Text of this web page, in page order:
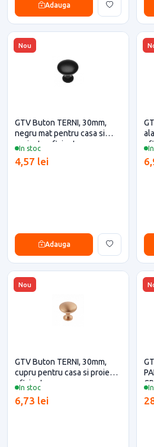
Adauga
Nou
In stoc
GTV Buton TERNI, 30mm,
negru mat pentru casa si
proiecte eficiente
4,57 lei
Adauga
Nou
In stoc
GTV Buton TERNI, 30mm,
cupru pentru casa si proiecte
eficiente
6,73 lei